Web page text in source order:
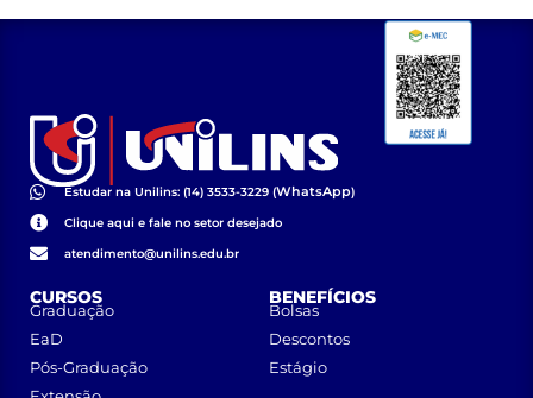
Estudar na Unilins: (14) 3533-3229 (WhatsApp)
Clique aqui e fale no setor desejado
atendimento@unilins.edu.br
CURSOS
Graduação
EaD
Pós-Graduação
BENEFÍCIOS
Bolsas
Descontos
Estágio